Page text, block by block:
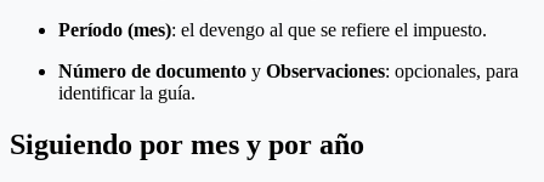
Período (mes): el devengo al que se refiere el impuesto.
Número de documento y Observaciones: opcionales, para
identificar la guía.
Siguiendo por mes y por año